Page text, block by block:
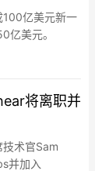
亿美元新一
亿美元。
将离职并
术官Sam
并加入